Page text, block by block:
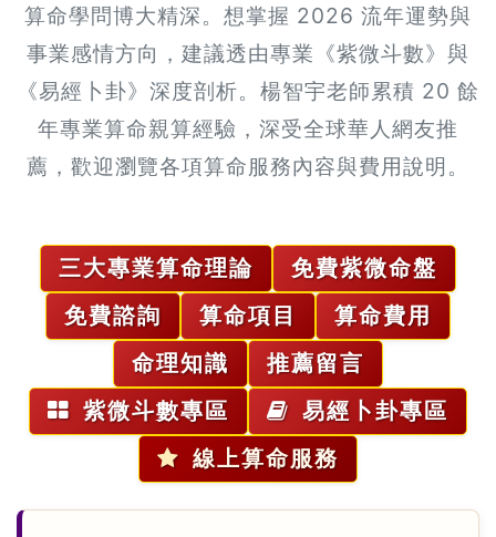
算命學問博大精深。想掌握 2026 流年運勢與
事業感情方向，建議透由專業《紫微斗數》與
《易經卜卦》深度剖析。楊智宇老師累積 20 餘
年專業算命親算經驗，深受全球華人網友推
薦，歡迎瀏覽各項算命服務內容與費用說明。
三大專業算命理論
免費紫微命盤
免費諮詢
算命項目
算命費用
命理知識
推薦留言
紫微斗數專區
易經卜卦專區
線上算命服務